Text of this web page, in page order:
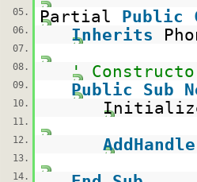
05.
Partial Public
06. Inherits
07.
08.
'
09. Public Sub
10.
11.
12.
13.
14.